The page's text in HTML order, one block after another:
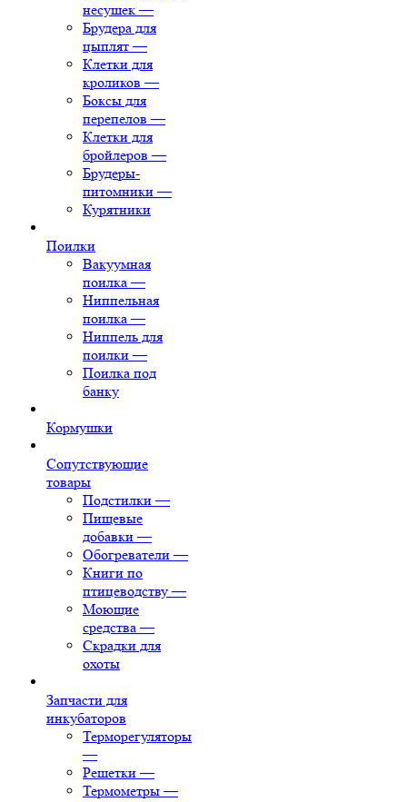
несушек —
Брудера для
цыплят —
Клетки для
кроликов —
Боксы для
перепелов —
Клетки для
бройлеров —
Брудеры-
питомники —
Курятники
Поилки
Вакуумная
поилка —
Ниппельная
поилка —
Ниппель для
поилки —
Поилка под
банку
Кормушки
Сопутствующие
товары
Подстилки —
Пищевые
добавки —
Обогреватели —
Книги по
птицеводству —
Моющие
средства —
Скрадки для
охоты
Запчасти для
инкубаторов
Терморегуляторы
—
Решетки —
Термометры —